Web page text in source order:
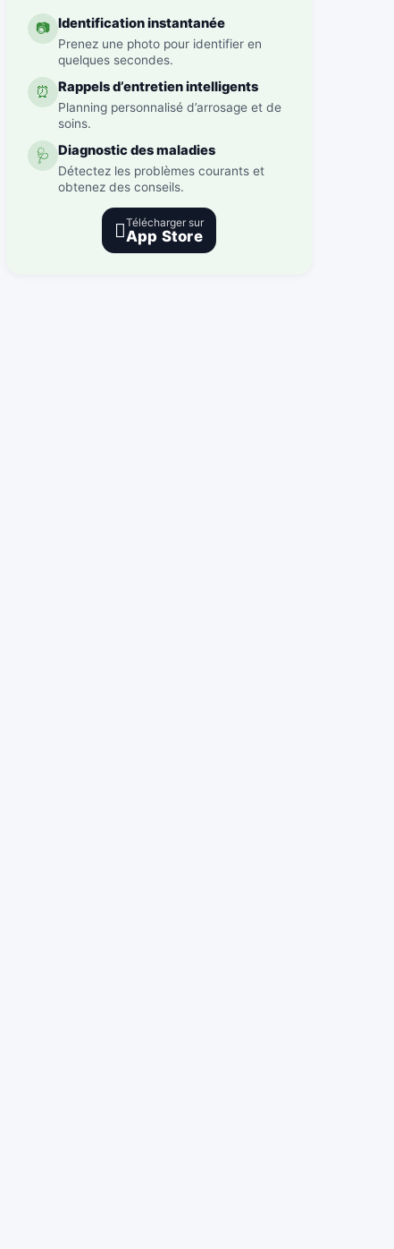
📷 Identification instantanée
Prenez une photo pour identifier en
quelques secondes.
⏰ Rappels d’entretien intelligents
Planning personnalisé d’arrosage et de
soins.
🩺 Diagnostic des maladies
Détectez les problèmes courants et
obtenez des conseils.
Télécharger sur
App Store